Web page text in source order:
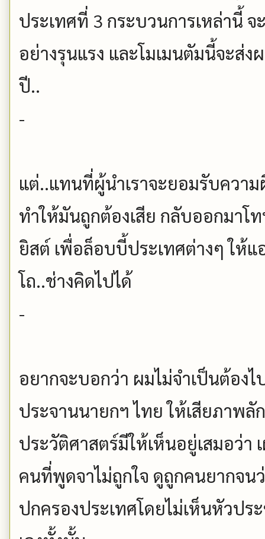
ประเทศที่ 3 กระบวนการเหล่านี้
อย่างรุนแรง และโมเมนตัมนี้จะส่
ปี..
-
แต่..แทนที่ผู้นำเราจะยอมรับควา
ทำให้มันถูกต้องเสีย กลับออกมาโ
ยิสต์ เพื่อล็อบบี้ประเทศต่างๆ ให้
โถ..ช่างคิดไปได้
-
อยากจะบอกว่า ผมไม่จำเป็นต้องไ
ประจานนายกฯ ไทย ให้เสียภาพ
ประวัติศาสตร์มีให้เห็นอยู่เสมอว่า
คนที่พูดจาไม่ถูกใจ ดูถูกคนยากจน
ปกครองประเทศโดยไม่เห็นหัวป